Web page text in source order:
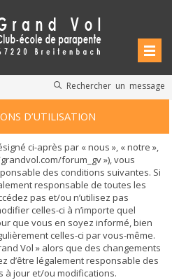
Rechercher un message
D’UTILISATION
ci-après par « nous », « notre »,
forum_gv »), vous
des conditions suivantes. Si
responsable de toutes les
pas et/ou n’utilisez pas
celles-ci à n’importe quel
que vous en soyez informé, bien
celles-ci par vous-même.
Vol » alors que des changements
d’être légalement responsable des
à jour et/ou modifications.